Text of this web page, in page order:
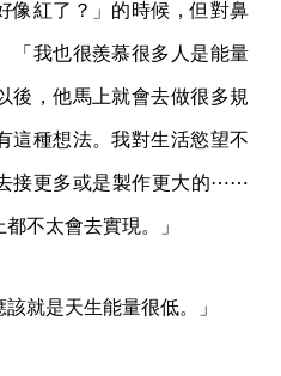
像紅了？」的時候，但對鼻
「我也很羨慕很多人是能量
後，他馬上就會去做很多規
這種想法。我對生活慾望不
接更多或是製作更大的⋯⋯
不太會去實現。」
就是天生能量很低。」